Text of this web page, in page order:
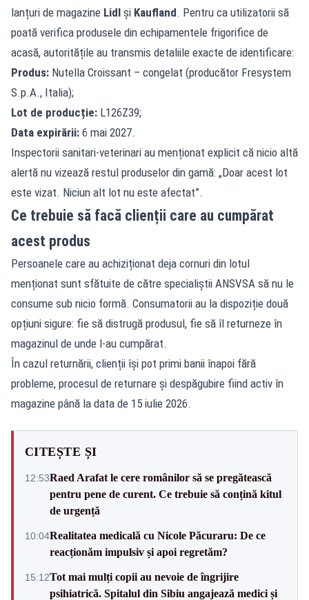
lanțuri de magazine Lidl și Kaufland. Pentru ca utilizatorii să
poată verifica produsele din echipamentele frigorifice de
acasă, autoritățile au transmis detaliile exacte de identificare:
Produs: Nutella Croissant – congelat (producător Fresystem
S.p.A., Italia);
Lot de producție: L126Z39;
Data expirării: 6 mai 2027.
Inspectorii sanitari-veterinari au menționat explicit că nicio altă
alertă nu vizează restul produselor din gamă: „Doar acest lot
este vizat. Niciun alt lot nu este afectat”.
Ce trebuie să facă clienții care au cumpărat
acest produs
Persoanele care au achiziționat deja cornuri din lotul
menționat sunt sfătuite de către specialiștii ANSVSA să nu le
consume sub nicio formă. Consumatorii au la dispoziție două
opțiuni sigure: fie să distrugă produsul, fie să îl returneze în
magazinul de unde l-au cumpărat.
În cazul returnării, clienții își pot primi banii înapoi fără
probleme, procesul de returnare și despăgubire fiind activ în
magazine până la data de 15 iulie 2026.
CITEȘTE ȘI
12:53Raed Arafat le cere românilor să se pregătească
pentru pene de curent. Ce trebuie să conțină kitul
de urgență
10:04Realitatea medicală cu Nicole Păcuraru: De ce
reacționăm impulsiv și apoi regretăm?
15:12Tot mai mulți copii au nevoie de îngrijire
psihiatrică. Spitalul din Sibiu angajează medici și